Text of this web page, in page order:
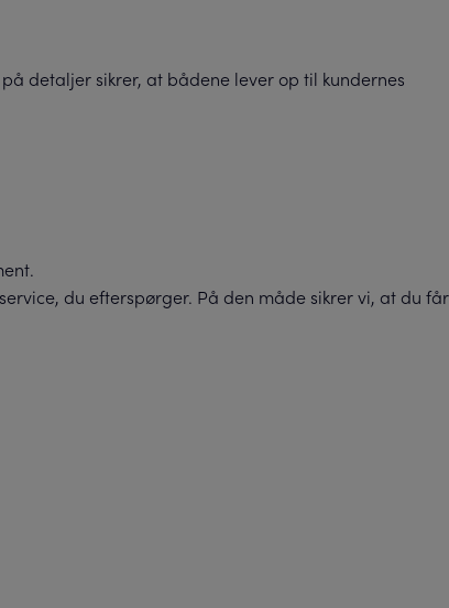
detaljer sikrer, at bådene lever op til kundernes
du efterspørger. På den måde sikrer vi, at du får